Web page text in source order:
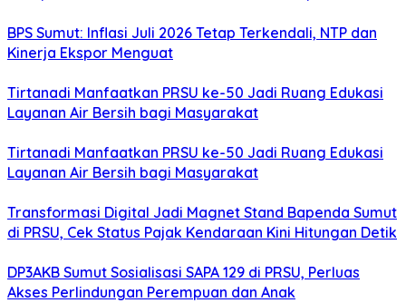
BPS Sumut: Inflasi Juli 2026 Tetap Terkendali, NTP dan
Kinerja Ekspor Menguat
Tirtanadi Manfaatkan PRSU ke-50 Jadi Ruang Edukasi
Layanan Air Bersih bagi Masyarakat
Tirtanadi Manfaatkan PRSU ke-50 Jadi Ruang Edukasi
Layanan Air Bersih bagi Masyarakat
Transformasi Digital Jadi Magnet Stand Bapenda Sumut
di PRSU, Cek Status Pajak Kendaraan Kini Hitungan Detik
DP3AKB Sumut Sosialisasi SAPA 129 di PRSU, Perluas
Akses Perlindungan Perempuan dan Anak